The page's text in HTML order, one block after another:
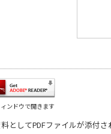
ンドウで開きます
としてPDFファイルが添付さ